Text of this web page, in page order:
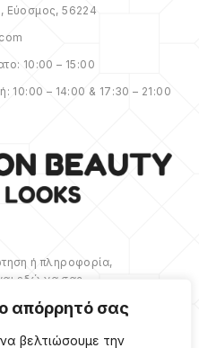
απόρρητό σας
βελτιώσουμε την
Εύοσμος, 56224
10:00 – 15:00
10:00 – 14:00 & 17:30 – 21:00
ή πληροφορία,
εδώ να σας